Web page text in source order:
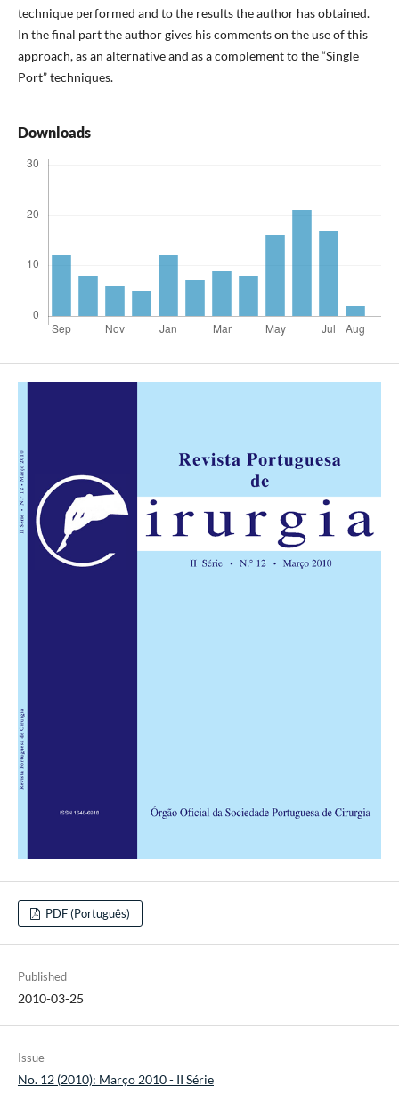
technique performed and to the results the author has obtained.
In the final part the author gives his comments on the use of this
approach, as an alternative and as a complement to the “Single
Port” techniques.
Downloads
PDF (Português)
Published
2010-03-25
Issue
No. 12 (2010): Março 2010 - II Série